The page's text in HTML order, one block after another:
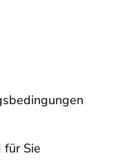
für Sie